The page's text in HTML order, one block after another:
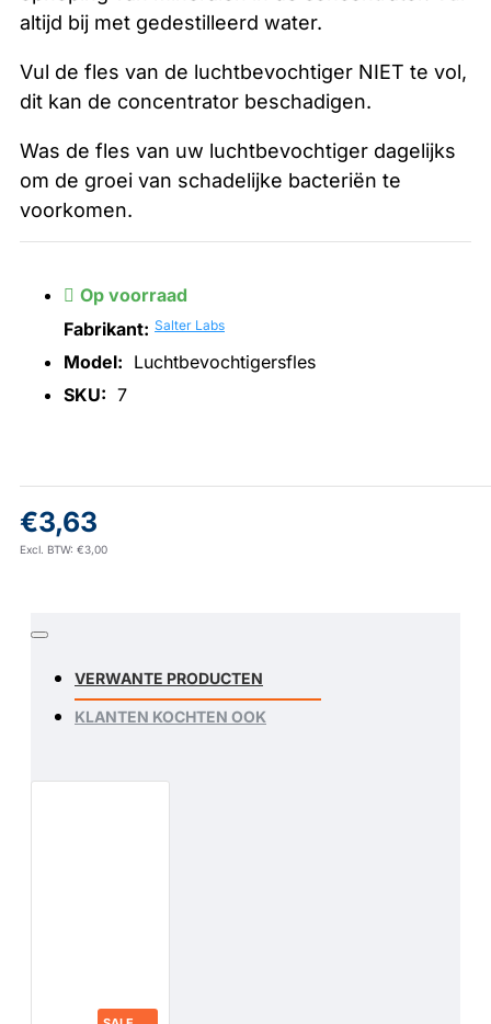
altijd bij met gedestilleerd water.
Vul de fles van de luchtbevochtiger NIET te vol,
dit kan de concentrator beschadigen.
Was de fles van uw luchtbevochtiger dagelijks
om de groei van schadelijke bacteriën te
voorkomen.
Op voorraad
Fabrikant: Salter Labs
Model: Luchtbevochtigersfles
SKU: 7
€3,63
Excl. BTW: €3,00
VERWANTE PRODUCTEN
KLANTEN KOCHTEN OOK